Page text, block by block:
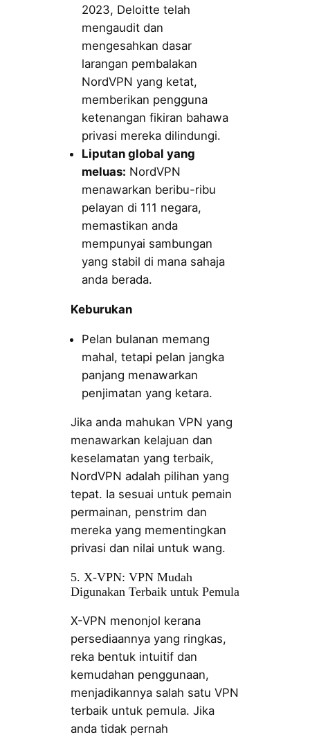
2023, Deloitte telah
mengaudit dan
mengesahkan dasar
larangan pembalakan
NordVPN yang ketat,
memberikan pengguna
ketenangan fikiran bahawa
privasi mereka dilindungi.
Liputan global yang
meluas: NordVPN
menawarkan beribu-ribu
pelayan di 111 negara,
memastikan anda
mempunyai sambungan
yang stabil di mana sahaja
anda berada.
Keburukan
Pelan bulanan memang
mahal, tetapi pelan jangka
panjang menawarkan
penjimatan yang ketara.
Jika anda mahukan VPN yang
menawarkan kelajuan dan
keselamatan yang terbaik,
NordVPN adalah pilihan yang
tepat. Ia sesuai untuk pemain
permainan, penstrim dan
mereka yang mementingkan
privasi dan nilai untuk wang.
5. X-VPN: VPN Mudah
Digunakan Terbaik untuk Pemula
X-VPN menonjol kerana
persediaannya yang ringkas,
reka bentuk intuitif dan
kemudahan penggunaan,
menjadikannya salah satu VPN
terbaik untuk pemula. Jika
anda tidak pernah